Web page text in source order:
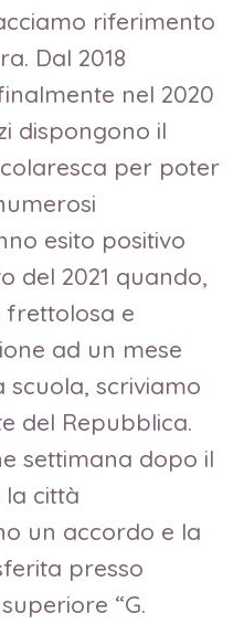
riferimento
Dal 2018
nel 2020
dispongono il
per poter
esito positivo
del 2021 quando,
e
ad un mese
scriviamo
del Repubblica.
settimana dopo il
la città
un accordo e la
presso
“G.